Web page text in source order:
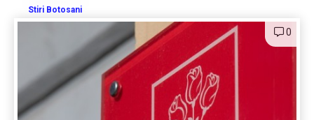
Stiri Botosani
0